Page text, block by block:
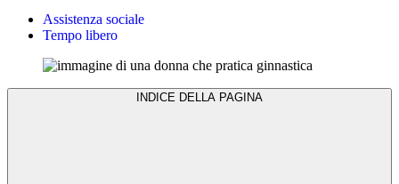
Assistenza sociale
Tempo libero